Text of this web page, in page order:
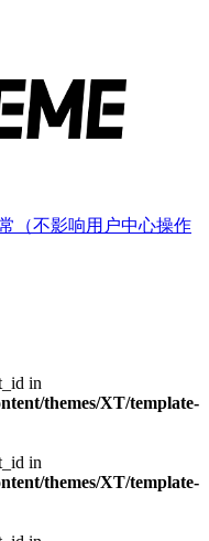
（不影响用户中心操作
in
themes/XT/template-
in
themes/XT/template-